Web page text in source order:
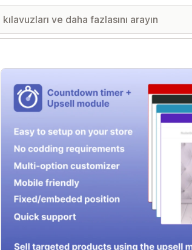
Öne çıkan görsel galerisi